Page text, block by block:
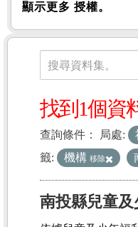
顯示更多 授權。
資料集
搜尋資料集。
找到1個資
查詢條件： 局處:
籤:
機構 移除
南投縣兒童